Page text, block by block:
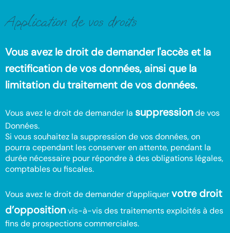
Application de vos droits
Vous avez le droit de demander l'accès et la
rectification de vos données, ainsi que la
limitation du traitement de vos données.
Vous avez le droit de demander la suppressionde vos
Données.
Si vous souhaitez la suppression de vos données, on
pourra cependant les conserver en attente, pendant la
durée nécessaire pour répondre à des obligations légales,
comptables ou fiscales.
Vous avez le droit de demander d’appliquervotre droit
d’oppositionvis-à-vis des traitements exploités à des
fins de prospections commerciales.